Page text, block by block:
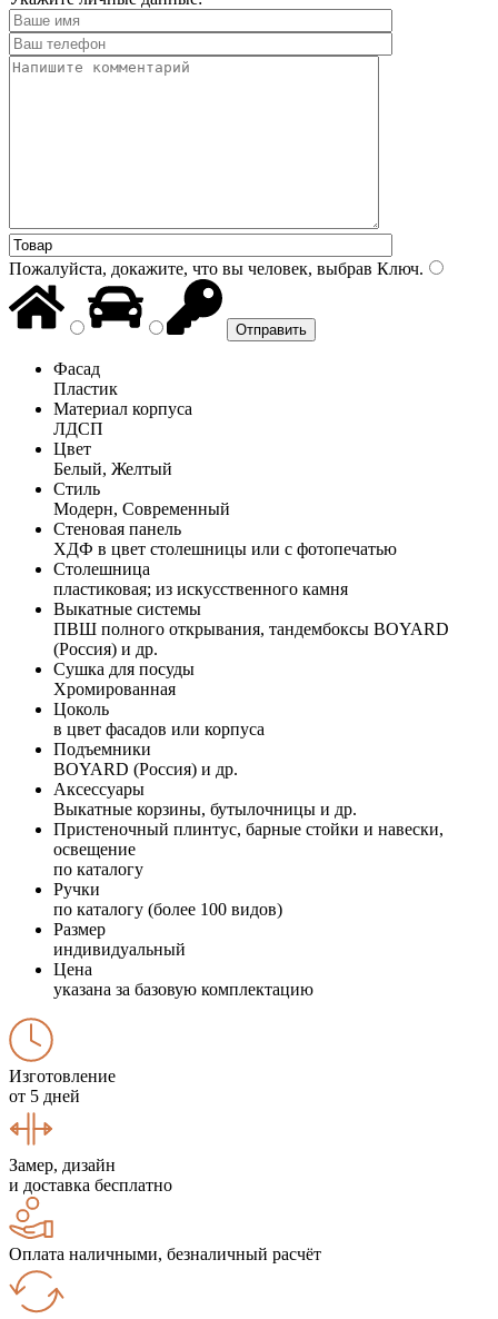
Пожалуйста, докажите, что вы человек, выбрав Ключ.
Фасад
Пластик
Материал корпуса
ЛДСП
Цвет
Белый, Желтый
Стиль
Модерн, Современный
Стеновая панель
ХДФ в цвет столешницы или с фотопечатью
Столешница
пластиковая; из искусственного камня
Выкатные системы
ПВШ полного открывания, тандембоксы BOYARD
(Россия) и др.
Сушка для посуды
Хромированная
Цоколь
в цвет фасадов или корпуса
Подъемники
BOYARD (Россия) и др.
Аксессуары
Выкатные корзины, бутылочницы и др.
Пристеночный плинтус, барные стойки и навески,
освещение
по каталогу
Ручки
по каталогу (более 100 видов)
Размер
индивидуальный
Цена
указана за базовую комплектацию
Изготовление
от 5 дней
Замер, дизайн
и доставка бесплатно
Оплата наличными, безналичный расчёт